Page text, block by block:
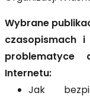
Wybrane
czasopismach
problematyce
Internetu:
Jak